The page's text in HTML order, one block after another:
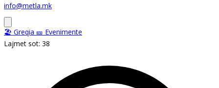
info@metla.mk
🏖️ Greqia 🎫 Evenimente
Lajmet sot: 38